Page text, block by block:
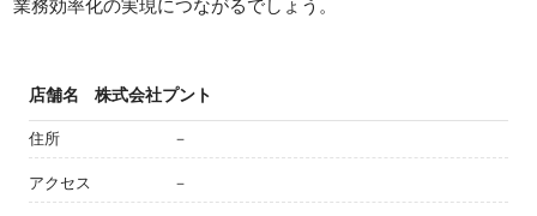
業務効率化の実現につながるでしょう。
店舗名 株式会社プント
住所 －
アクセス －